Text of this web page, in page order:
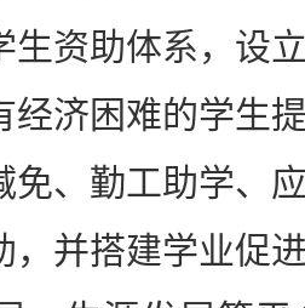
生资助体系，设
经济困难的学生
免、勤工助学、
，并搭建学业促